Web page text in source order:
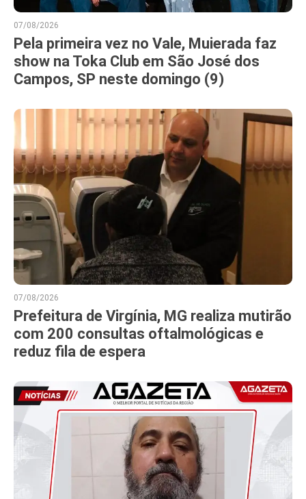
07/08/2026
Pela primeira vez no Vale, Muierada faz
show na Toka Club em São José dos
Campos, SP neste domingo (9)
07/08/2026
Prefeitura de Virgínia, MG realiza mutirão
com 200 consultas oftalmológicas e
reduz fila de espera